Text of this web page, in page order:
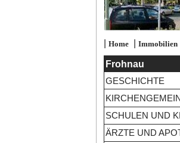
| Home| Immobilien
Frohnau
GESCHICHTE
SCHULEN UND
ÄRZTE UND